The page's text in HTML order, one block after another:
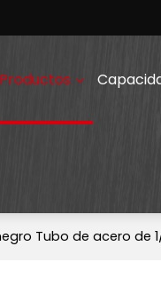
Productos
Tubo de acero de